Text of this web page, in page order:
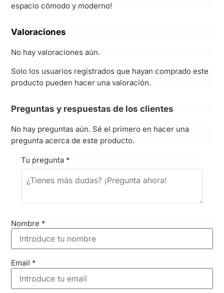
espacio cómodo y moderno!
Valoraciones
No hay valoraciones aún.
Solo los usuarios registrados que hayan comprado este
producto pueden hacer una valoración.
Preguntas y respuestas de los clientes
No hay preguntas aún. Sé el primero en hacer una
pregunta acerca de este producto.
Tu pregunta *
Nombre *
Email *